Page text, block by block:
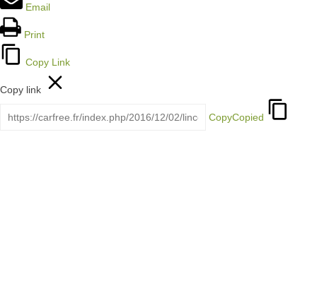
Email
Print
Copy Link
Copy link
CopyCopied